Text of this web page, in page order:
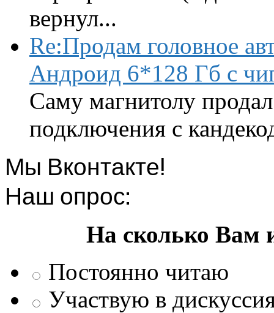
вернул...
Re:Продам головное
Андроид 6*128 Гб с
Саму магнитолу
подключения с
Мы Вконтакте!
Наш опрос:
На сколько Вам
Постоянно читаю
Участвую в